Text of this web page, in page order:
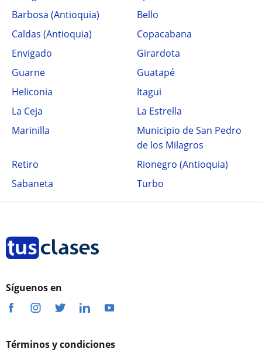
Barbosa (Antioquia)
Bello
Caldas (Antioquia)
Copacabana
Envigado
Girardota
Guarne
Guatapé
Heliconia
Itagui
La Ceja
La Estrella
Marinilla
Municipio de San Pedro
de los Milagros
Retiro
Rionegro (Antioquia)
Sabaneta
Turbo
Síguenos en
Términos y condiciones